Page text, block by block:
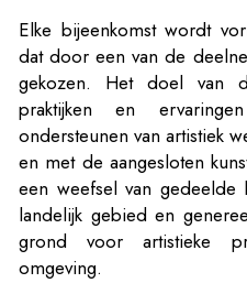
Elke bijeenkomst wordt
dat door een van de
gekozen. Het doel van
praktijken en
ondersteunen van artistiek
en met de aangesloten
een weefsel van
landelijk gebied en
grond voor artistieke
omgeving.